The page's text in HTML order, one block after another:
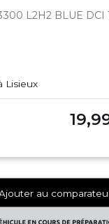
L2H2 BLUE DCI
Lisieux
au